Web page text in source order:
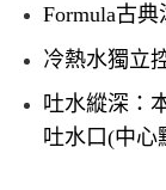
Formula古典
冷熱水獨立
吐水縱深：
吐水口(中心